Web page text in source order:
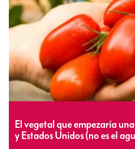
El vegetal que empezaría
y Estados Unidos (no es el